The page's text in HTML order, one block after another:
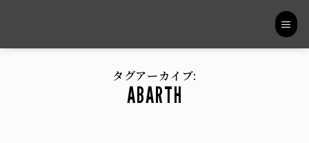
タグアーカイブ:
ABARTH